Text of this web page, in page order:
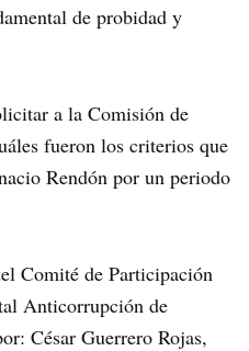
de probidad y
a la Comisión de
fueron los criterios que
Rendón por un periodo
Comité de Participación
Anticorrupción de
César Guerrero Rojas,